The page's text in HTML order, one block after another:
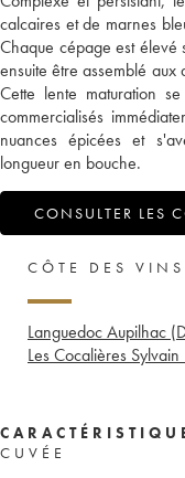
calcaires et de marnes
Chaque cépage est élevé
ensuite être assemblé
Cette lente maturation
commercialisés
nuances épicées et
longueur en bouche.
CONSULTER LES
CÔTE DES
Languedoc Aupilhac
Les Cocalières Sylvain
CUVÉE